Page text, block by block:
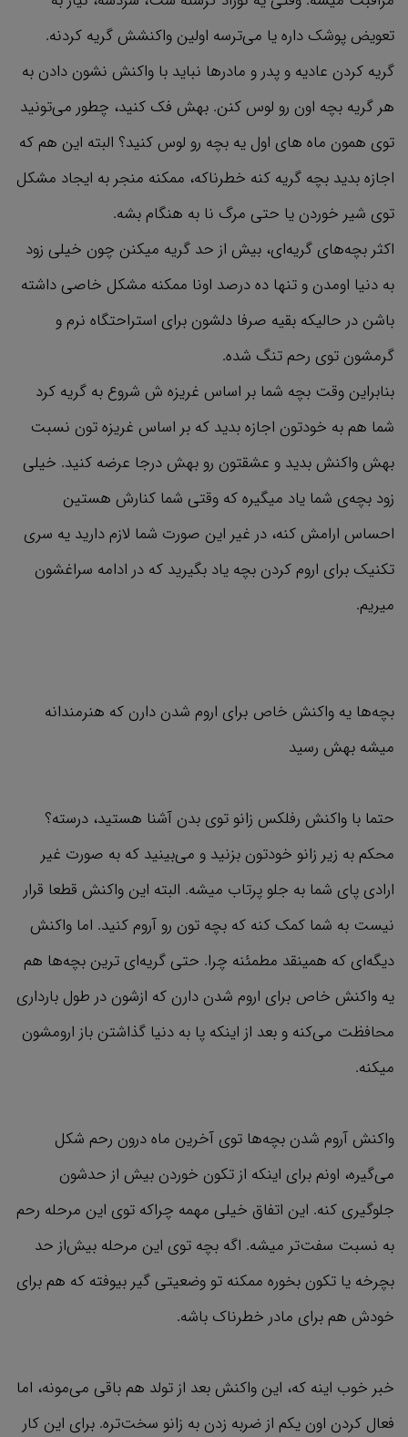
تعویض پوشک داره یا می‌ترسه اولین واکنشش گریه کردنه.
گریه کردن عادیه و پدر و مادرها نباید با واکنش نشون دادن به
هر گریه بچه اون رو لوس کنن. بهش فک کنید، چطور می‌تونید
توی همون ماه های اول یه بچه رو لوس کنید؟ البته این هم که
اجازه بدید بچه گریه کنه خطرناکه، ممکنه منجر به ایجاد مشکل
توی شیر خوردن یا حتی مرگ نا به هنگام بشه.
اکثر بچه‌های گریه‌ای، بیش از حد گریه میکنن چون خیلی زود
به دنیا اومدن و تنها ده درصد اونا ممکنه مشکل خاصی داشته
باشن در حالیکه بقیه صرفا دلشون برای استراحتگاه نرم و
گرمشون توی رحم تنگ شده.
بنابراین وقت بچه شما بر اساس غریزه ش شروع به گریه کرد
شما هم به خودتون اجازه بدید که بر اساس غریزه تون نسبت
بهش واکنش بدید و عشقتون رو بهش درجا عرضه کنید. خیلی
زود بچه‌ی شما یاد میگیره که وقتی شما کنارش هستین
احساس ارامش کنه، در غیر این صورت شما لازم دارید یه سری
تکنیک برای اروم کردن بچه یاد بگیرید که در ادامه سراغشون
میریم.
بچه‌ها یه واکنش خاص برای اروم شدن دارن که هنرمندانه‌
میشه بهش رسید
حتما با واکنش رفلکس زانو توی بدن آشنا هستید، درسته؟
محکم به زیر زانو خودتون بزنید و می‌بینید که به صورت غیر
ارادی پای شما به جلو پرتاب میشه. البته این واکنش قطعا قرار
نیست به شما کمک کنه که بچه تون رو آروم کنید. اما واکنش
دیگه‌ای که همینقد مطمئنه چرا. حتی گریه‌ای ترین بچه‌ها هم
یه واکنش خاص برای اروم شدن دارن که ازشون در طول بارداری
محافظت می‌کنه و بعد از اینکه پا به دنیا گذاشتن باز ارومشون
میکنه.
واکنش آروم شدن بچه‌ها توی آخرین ماه درون رحم شکل
می‌گیره، اونم برای اینکه از تکون خوردن بیش از حدشون
جلوگیری کنه. این اتفاق خیلی مهمه چراکه توی این مرحله رحم
به نسبت سفت‌تر میشه. اگه بچه توی این مرحله بیش‌از حد
بچرخه یا تکون بخوره ممکنه تو وضعیتی گیر بیوفته که هم برای
خودش هم برای مادر خطرناک باشه.
خبر خوب اینه که، این واکنش بعد از تولد هم باقی می‌مونه، اما
فعال کردن اون یکم از ضربه زدن به زانو سخت‌تره. برای این کار